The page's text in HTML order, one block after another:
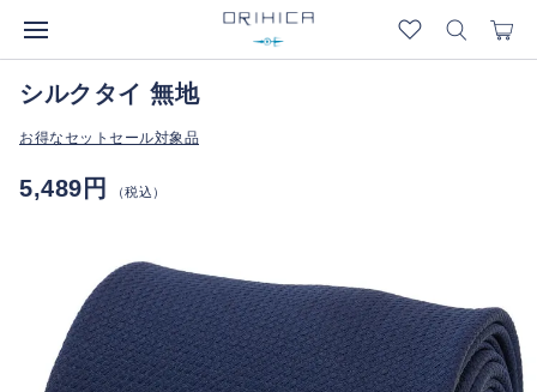
シルクタイ 無地
お得なセットセール対象品
5,489円 （税込）